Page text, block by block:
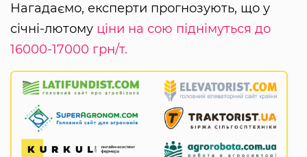
Нагадаємо, експерти прогнозують, що у
січні-лютому ціни на сою піднімуться до
16000-17000 грн/т.